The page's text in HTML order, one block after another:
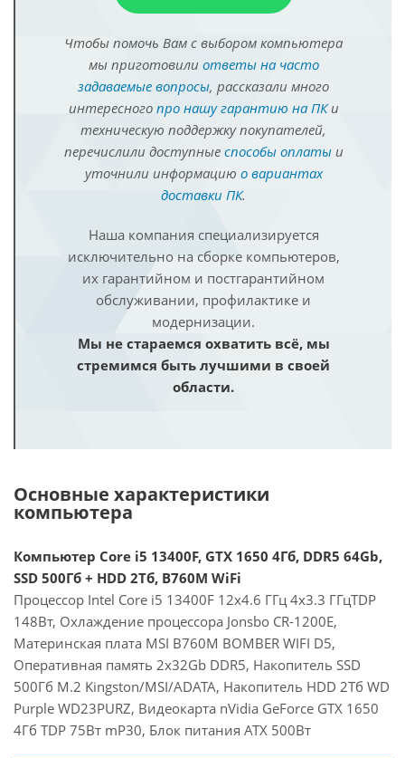
Чтобы помочь Вам с выбором компьютера
мы приготовили ответы на часто
задаваемые вопросы, рассказали много
интересного про нашу гарантию на ПКи
техническую поддержку покупателей,
перечислили доступные способы оплатыи
уточнили информацию о вариантах
доставки ПК.
Наша компания специализируется
исключительно на сборке компьютеров,
их гарантийном и постгарантийном
обслуживании, профилактике и
модернизации.
Мы не стараемся охватить всё, мы
стремимся быть лучшими в своей
области.
Основные характеристики
компьютера
Компьютер Core i5 13400F, GTX 1650 4Гб, DDR5 64Gb,
SSD 500Гб + HDD 2Тб, B760M WiFi
Процессор Intel Core i5 13400F 12x4.6 ГГц 4x3.3 ГГцTDP
148Вт, Охлаждение процессора Jonsbo CR-1200E,
Материнская плата MSI B760M BOMBER WIFI D5,
Оперативная память 2x32Gb DDR5, Накопитель SSD
500Гб M.2 Kingston/MSI/ADATA, Накопитель HDD 2Тб WD
Purple WD23PURZ, Видеокарта nVidia GeForce GTX 1650
4Гб TDP 75Вт mP30, Блок питания ATX 500Вт